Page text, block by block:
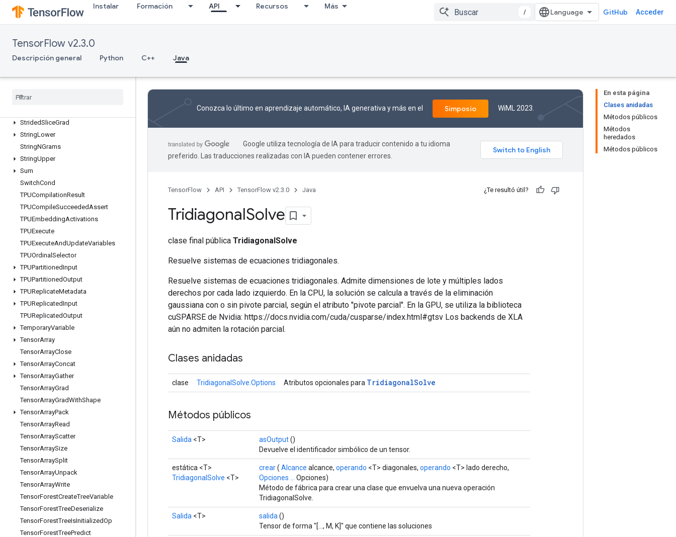
Instalar Formación API Recursos Más
/ GitHub Acceder
TensorFlow v2.3.0
Descripción general Python C++ Java
StatelessRandomBinomial
StatelessRandomGammaV2
StatelessRandomPoisson
StatelessRandomUniformFullInt
StatsAggregatorHandleV2
Strided
StridedSliceGrad
StringLower
StringNGrams
StringUpper
Sum
SwitchCond
TPUCompilationResult
TPUCompileSucceededAssert
TPUEmbeddingActivations
TPUExecute
TPUExecuteAndUpdateVariables
TPUOrdinal Selector
TPUPartitionedInput
TPUPartitionedOutput
TPUReplicateMetadata
TPUReplicatedInput
TPUReplicatedOutput
TemporaryVariable
TensorArray
TensorArrayClose
TensorArrayConcat
TensorArrayGather
TensorArrayGrad
TensorArrayGradWithShape
TensorArrayPack
TensorArrayRead
TensorArrayScatter
TensorArraySize
TensorArraySplit
TensorArrayUnpack
TensorArrayWrite
TensorForestCreateTreeVariable
TensorForestTreeDeserialize
TensorForestTreeIsInitializedOp
TensorForestTreePredict
En esta página
Clases anidadas
Métodos públicos
Métodos
heredados
Métodos públicos
Conozca lo último en aprendizaje automático, IA generativa y más en el Simposio WiML 2023.
Google utiliza tecnología de IA para traducir contenido a tu idioma
preferido. Las traducciones realizadas con IA pueden contener errores.
TensorFlow API TensorFlow v2.3.0 Java ¿Te resultó útil?
TridiagonalSolve
clase final pública TridiagonalSolve
Resuelve sistemas de ecuaciones tridiagonales.
Resuelve sistemas de ecuaciones tridiagonales. Admite dimensiones de lote y múltiples lados
derechos por cada lado izquierdo. En la CPU, la solución se calcula a través de la eliminación
gaussiana con o sin pivote parcial, según el atributo "pivote parcial". En la GPU, se utiliza la biblioteca
cuSPARSE de Nvidia: https://docs.nvidia.com/cuda/cusparse/index.html#gtsv Los backends de XLA
aún no admiten la rotación parcial.
Clases anidadas
clase TridiagonalSolve.Options Atributos opcionales para TridiagonalSolve
Métodos públicos
Salida <T> asOutput()
Devuelve el identificador simbólico de un tensor.
estática <T>
TridiagonalSolve <T>
crear( Alcance alcance, operando <T> diagonales, operando <T> lado derecho,
Opciones ...
Opciones)
Método de fábrica para crear una clase que envuelva una nueva operación
TridiagonalSolve.
Salida <T> salida ()
Tensor de forma "[..., M, K]" que contiene las soluciones